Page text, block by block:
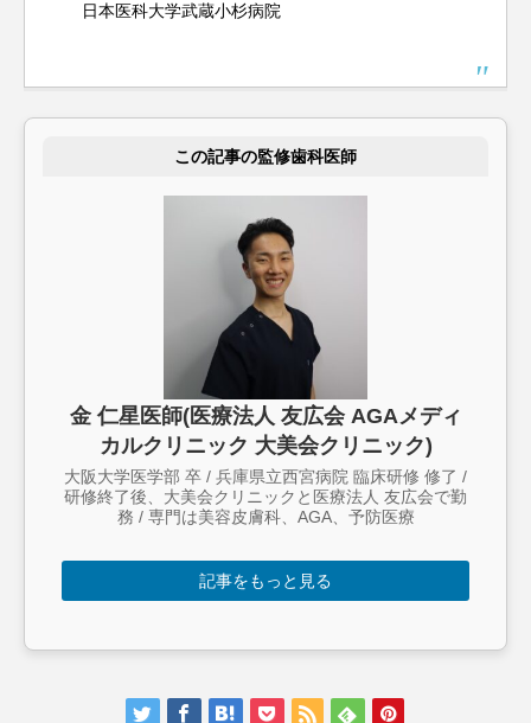
日本医科大学武蔵小杉病院
この記事の監修歯科医師
金 仁星医師(医療法人 友広会 AGAメディ
カルクリニック 大美会クリニック)
大阪大学医学部 卒 / 兵庫県立西宮病院 臨床研修 修了 /
研修終了後、大美会クリニックと医療法人 友広会で勤
務 / 専門は美容皮膚科、AGA、予防医療
記事をもっと見る